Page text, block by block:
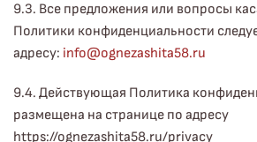
9.3. Все предложения или вопросы
Политики конфиденциальности
адресу: info@ognezashita58.ru
9.4. Действующая Политика
размещена на странице по адресу
https://ognezashita58.ru/privacy